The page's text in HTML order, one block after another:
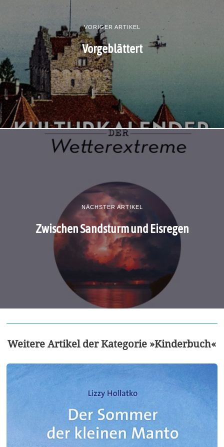
VORIGER ARTIKEL
Vorgeblättert
NÄCHSTER ARTIKEL
Zwischen Sandsturm und Eisregen
Weitere Artikel der Kategorie »Kinderbuch«